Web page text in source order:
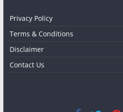
Privacy Policy
Terms & Conditions
Disclaimer
Contact Us